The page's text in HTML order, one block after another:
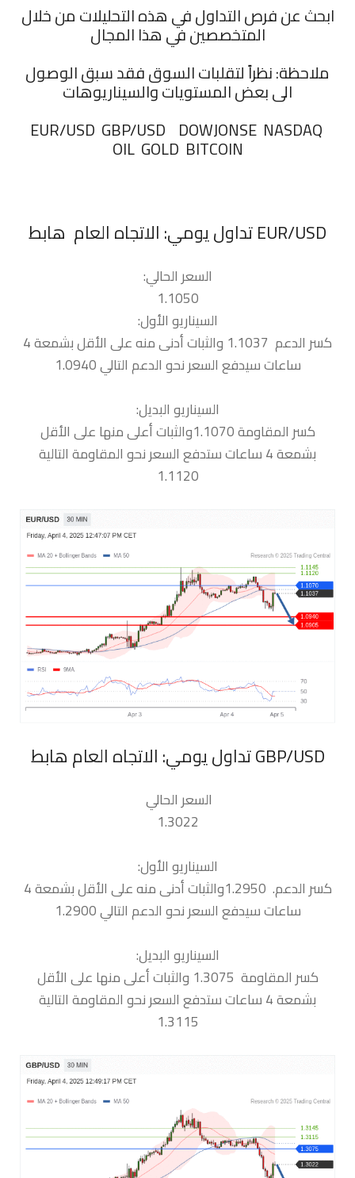
ابحث عن فرص التداول في هذه التحليلات من خلال
المتخصصين في هذا المجال
ملاحظة: نظراً لتقلبات السوق فقد سبق الوصول
الى بعض المستويات والسيناريوهات
‏EUR/USD GBP/USD DOWJONSE NASDAQ
OIL GOLD BITCOIN
السعر الحالي:
1.1050
السيناريو الأول:
كسر الدعم 1.1037 والثبات أدنى منه على الأقل بشمعة 4
ساعات سيدفع السعر نحو الدعم التالي 1.0940
السيناريو البديل:
كسر المقاومة 1.1070والثبات أعلى منها على الأقل
بشمعة 4 ساعات ستدفع السعر نحو المقاومة التالية
1.1120
السعر الحالي
1.3022
السيناريو الأول:
كسر الدعم. 1.2950والثبات أدنى منه على الأقل بشمعة 4
ساعات سيدفع السعر نحو الدعم التالي 1.2900
السيناريو البديل:
كسر المقاومة 1.3075 والثبات أعلى منها على الأقل
بشمعة 4 ساعات ستدفع السعر نحو المقاومة التالية
1.3115